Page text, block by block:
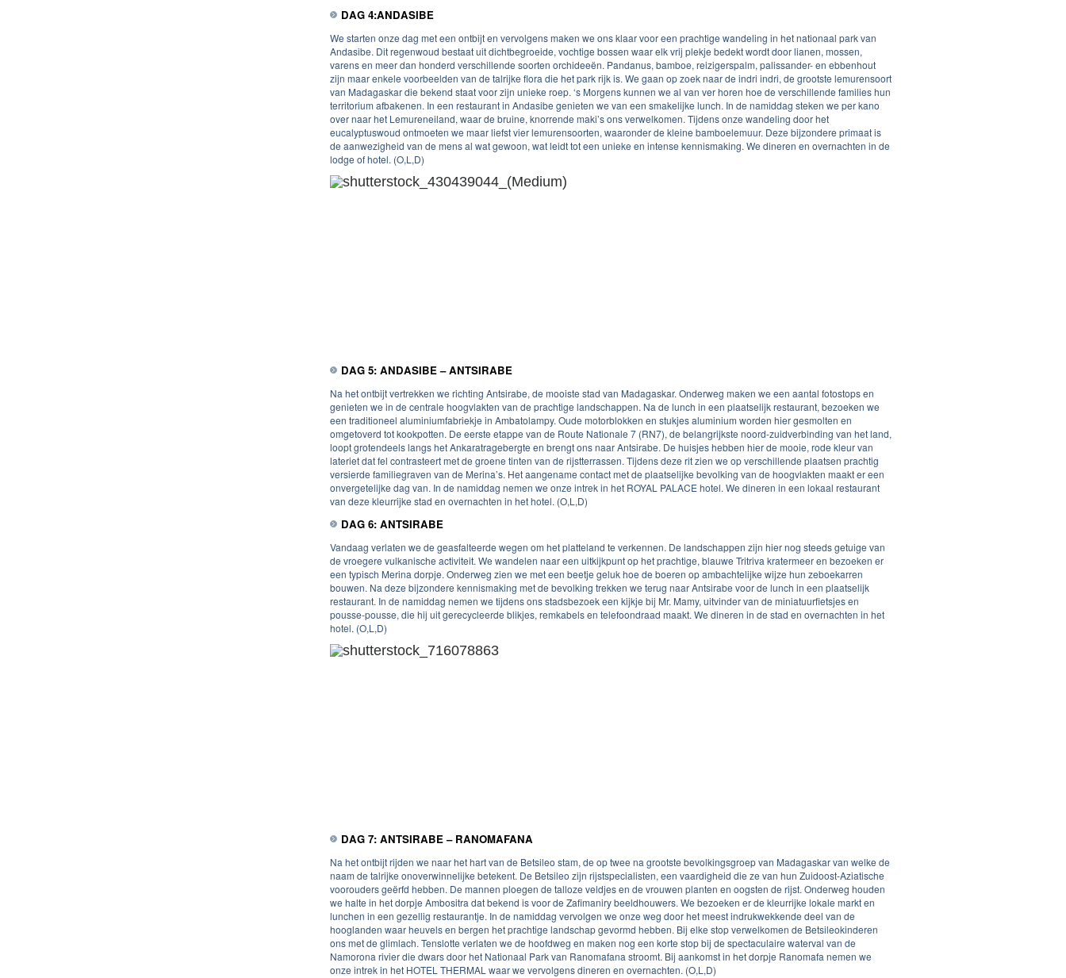
DAG 4:ANDASIBE
We starten onze dag met een ontbijt en vervolgens maken we ons klaar voor een prachtige wandeling in het nationaal park van
Andasibe. Dit regenwoud bestaat uit dichtbegroeide, vochtige bossen waar elk vrij plekje bedekt wordt door lianen, mossen,
varens en meer dan honderd verschillende soorten orchideeën. Pandanus, bamboe, reizigerspalm, palissander- en ebbenhout
zijn maar enkele voorbeelden van de talrijke flora die het park rijk is. We gaan op zoek naar de indri indri, de grootste lemurensoort
van Madagaskar die bekend staat voor zijn unieke roep. ‘s Morgens kunnen we al van ver horen hoe de verschillende families hun
territorium afbakenen. In een restaurant in Andasibe genieten we van een smakelijke lunch. In de namiddag steken we per kano
over naar het Lemureneiland, waar de bruine, knorrende maki’s ons verwelkomen. Tijdens onze wandeling door het
eucalyptuswoud ontmoeten we maar liefst vier lemurensoorten, waaronder de kleine bamboelemuur. Deze bijzondere primaat is
de aanwezigheid van de mens al wat gewoon, wat leidt tot een unieke en intense kennismaking. We dineren en overnachten in de
lodge of hotel. (O,L,D)
DAG 5: ANDASIBE – ANTSIRABE
Na het ontbijt vertrekken we richting Antsirabe, de mooiste stad van Madagaskar. Onderweg maken we een aantal fotostops en
genieten we in de centrale hoogvlakten van de prachtige landschappen. Na de lunch in een plaatselijk restaurant, bezoeken we
een traditioneel aluminiumfabriekje in Ambatolampy. Oude motorblokken en stukjes aluminium worden hier gesmolten en
omgetoverd tot kookpotten. De eerste etappe van de Route Nationale 7 (RN7), de belangrijkste noord-zuidverbinding van het land,
loopt grotendeels langs het Ankaratragebergte en brengt ons naar Antsirabe. De huisjes hebben hier de mooie, rode kleur van
lateriet dat fel contrasteert met de groene tinten van de rijstterrassen. Tijdens deze rit zien we op verschillende plaatsen prachtig
versierde familiegraven van de Merina’s. Het aangename contact met de plaatselijke bevolking van de hoogvlakten maakt er een
onvergetelijke dag van. In de namiddag nemen we onze intrek in het ROYAL PALACE hotel. We dineren in een lokaal restaurant
van deze kleurrijke stad en overnachten in het hotel. (O,L,D)
DAG 6: ANTSIRABE
Vandaag verlaten we de geasfalteerde wegen om het platteland te verkennen. De landschappen zijn hier nog steeds getuige van
de vroegere vulkanische activiteit. We wandelen naar een uitkijkpunt op het prachtige, blauwe Tritriva kratermeer en bezoeken er
een typisch Merina dorpje. Onderweg zien we met een beetje geluk hoe de boeren op ambachtelijke wijze hun zeboekarren
bouwen. Na deze bijzondere kennismaking met de bevolking trekken we terug naar Antsirabe voor de lunch in een plaatselijk
restaurant. In de namiddag nemen we tijdens ons stadsbezoek een kijkje bij Mr. Mamy, uitvinder van de miniatuurfietsjes en
pousse-pousse, die hij uit gerecycleerde blikjes, remkabels en telefoondraad maakt. We dineren in de stad en overnachten in het
hotel. (O,L,D)
DAG 7: ANTSIRABE – RANOMAFANA
Na het ontbijt rijden we naar het hart van de Betsileo stam, de op twee na grootste bevolkingsgroep van Madagaskar van welke de
naam de talrijke onoverwinnelijke betekent. De Betsileo zijn rijstspecialisten, een vaardigheid die ze van hun Zuidoost-Aziatische
voorouders geërfd hebben. De mannen ploegen de talloze veldjes en de vrouwen planten en oogsten de rijst. Onderweg houden
we halte in het dorpje Ambositra dat bekend is voor de Zafimaniry beeldhouwers. We bezoeken er de kleurrijke lokale markt en
lunchen in een gezellig restaurantje. In de namiddag vervolgen we onze weg door het meest indrukwekkende deel van de
hooglanden waar heuvels en bergen het prachtige landschap gevormd hebben. Bij elke stop verwelkomen de Betsileokinderen
ons met de glimlach. Tenslotte verlaten we de hoofdweg en maken nog een korte stop bij de spectaculaire waterval van de
Namorona rivier die dwars door het Nationaal Park van Ranomafana stroomt. Bij aankomst in het dorpje Ranomafa nemen we
onze intrek in het HOTEL THERMAL waar we vervolgens dineren en overnachten. (O,L,D)